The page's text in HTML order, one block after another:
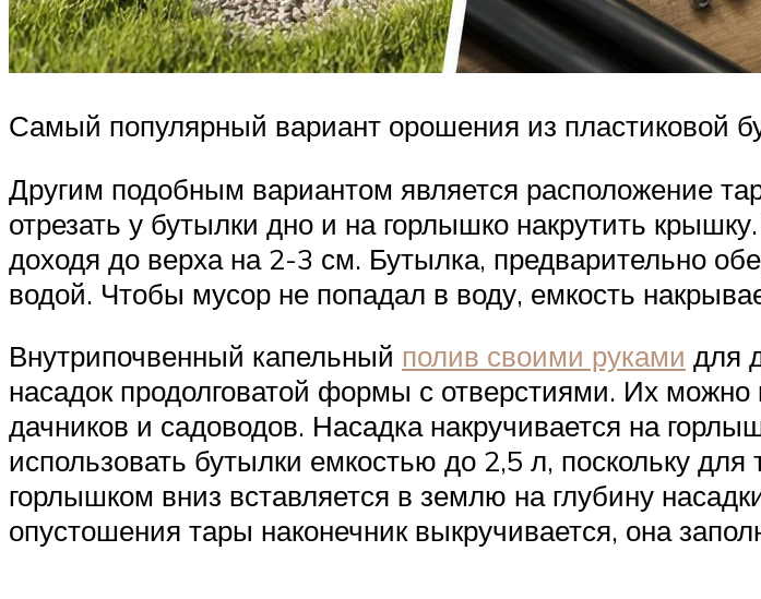
Самый популярный вариант орошения из пластиковой
Другим подобным вариантом является расположение
отрезать у бутылки дно и на горлышко накрутить
доходя до верха на 2-3 см. Бутылка, предварительно
водой. Чтобы мусор не попадал в воду, емкость
Внутрипочвенный капельный полив своими руками для
насадок продолговатой формы с отверстиями. Их
дачников и садоводов. Насадка накручивается на
использовать бутылки емкостью до 2,5 л, поскольку
горлышком вниз вставляется в землю на глубину
опустошения тары наконечник выкручивается, она